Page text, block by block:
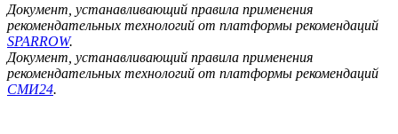
Документ, устанавливающий правила применения
рекомендательных технологий от платформы рекомендаций
SPARROW.
Документ, устанавливающий правила применения
рекомендательных технологий от платформы рекомендаций
СМИ24.